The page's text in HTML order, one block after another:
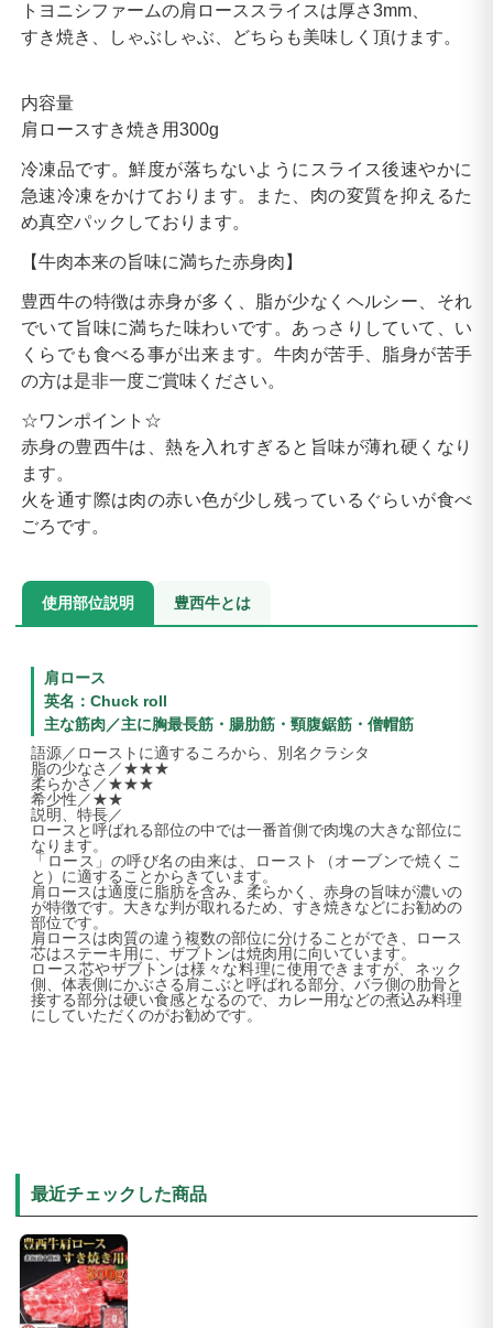
トヨニシファームの肩ローススライスは厚さ3mm、
すき焼き、しゃぶしゃぶ、どちらも美味しく頂けます。
内容量
肩ロースすき焼き用300g
冷凍品です。鮮度が落ちないようにスライス後速やかに
急速冷凍をかけております。また、肉の変質を抑えるた
め真空パックしております。
【牛肉本来の旨味に満ちた赤身肉】
豊西牛の特徴は赤身が多く、脂が少なくヘルシー、それ
でいて旨味に満ちた味わいです。あっさりしていて、い
くらでも食べる事が出来ます。牛肉が苦手、脂身が苦手
の方は是非一度ご賞味ください。
☆ワンポイント☆
赤身の豊西牛は、熱を入れすぎると旨味が薄れ硬くなり
ます。
火を通す際は肉の赤い色が少し残っているぐらいが食べ
ごろです。
使用部位説明 豊西牛とは
肩ロース
英名：Chuck roll
主な筋肉／主に胸最長筋・腸肋筋・頸腹鋸筋・僧帽筋
語源／ローストに適するころから、別名クラシタ
脂の少なさ／★★★
柔らかさ／★★★
希少性／★★
説明、特長／
ロースと呼ばれる部位の中では一番首側で肉塊の大きな部位に
なります。
「ロース」の呼び名の由来は、ロースト（オーブンで焼くこ
と）に適することからきています。
肩ロースは適度に脂肪を含み、柔らかく、赤身の旨味が濃いの
が特徴です。大きな判が取れるため、すき焼きなどにお勧めの
部位です。
肩ロースは肉質の違う複数の部位に分けることができ、ロース
芯はステーキ用に、ザブトンは焼肉用に向いています。
ロース芯やザブトンは様々な料理に使用できますが、ネック
側、体表側にかぶさる肩こぶと呼ばれる部分、バラ側の肋骨と
接する部分は硬い食感となるので、カレー用などの煮込み料理
にしていただくのがお勧めです。
最近チェックした商品